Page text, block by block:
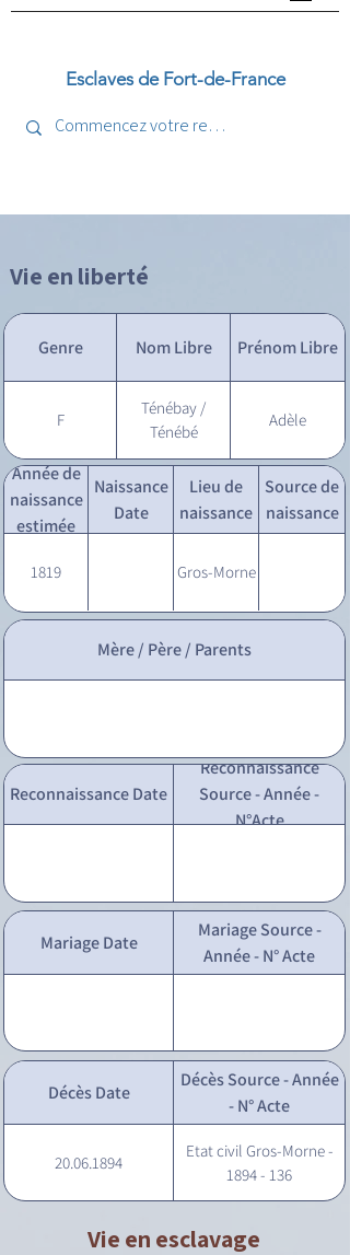
Esclaves de Fort-de-France
Vie en liberté
Genre Nom Libre Prénom Libre
F
Ténébay /
Ténébé
Adèle
Année de
naissance
estimée
Naissance
Date
Lieu de
naissance
Source de
naissance
1819 Gros-Morne
Mère / Père / Parents
Reconnaissance Date
Reconnaissance
Source - Année -
N°Acte
Mariage Date
Mariage Source -
Année - N° Acte
Décès Date
Décès Source - Année
- N° Acte
20.06.1894
Etat civil Gros-Morne -
1894 - 136
Vie en esclavage